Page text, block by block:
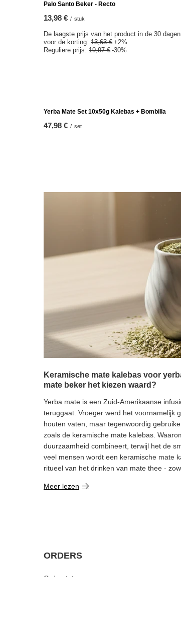
Palo Santo Beker - Recto
13,98 € / stuk
De laagste prijs van het product in de 30 dagen
voor de korting: 13,63 € +2%
Reguliere prijs: 19,97 € -30%
Yerba Mate Set 10x50g Kalebas + Bombilla
47,98 € / set